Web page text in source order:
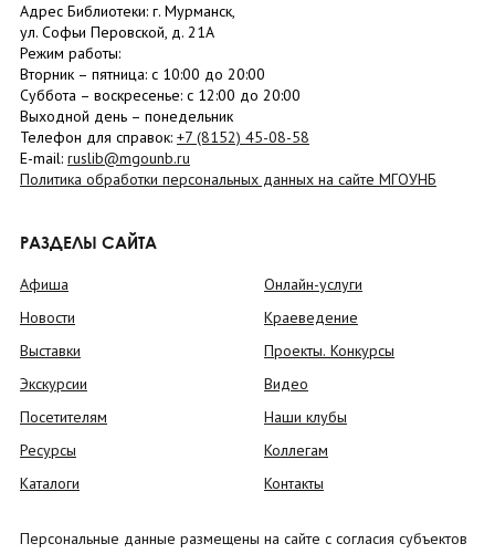
Адрес Библиотеки: г. Мурманск,
ул. Софьи Перовской, д. 21А
Режим работы:
Вторник – пятница: с 10:00 до 20:00
Суббота – воскресенье: c 12:00 до 20:00
Выходной день – понедельник
Телефон для справок: +7 (8152) 45-08-58
E-mail: ruslib@mgounb.ru
Политика обработки персональных данных на сайте МГОУНБ
РАЗДЕЛЫ САЙТА
Афиша
Новости
Выставки
Экскурсии
Посетителям
Ресурсы
Каталоги
Онлайн-услуги
Краеведение
Проекты. Конкурсы
Видео
Наши клубы
Коллегам
Контакты
Персональные данные размещены на сайте с согласия субъектов